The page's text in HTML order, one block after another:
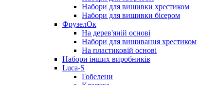
Набори для вишивки хрестиком
Набори для вишивки бісером
ФрузелОк
На дерев'яній основі
Набори для вишивання хрестиком
На пластиковій основі
Набори інших виробників
Luca-S
Гобелени